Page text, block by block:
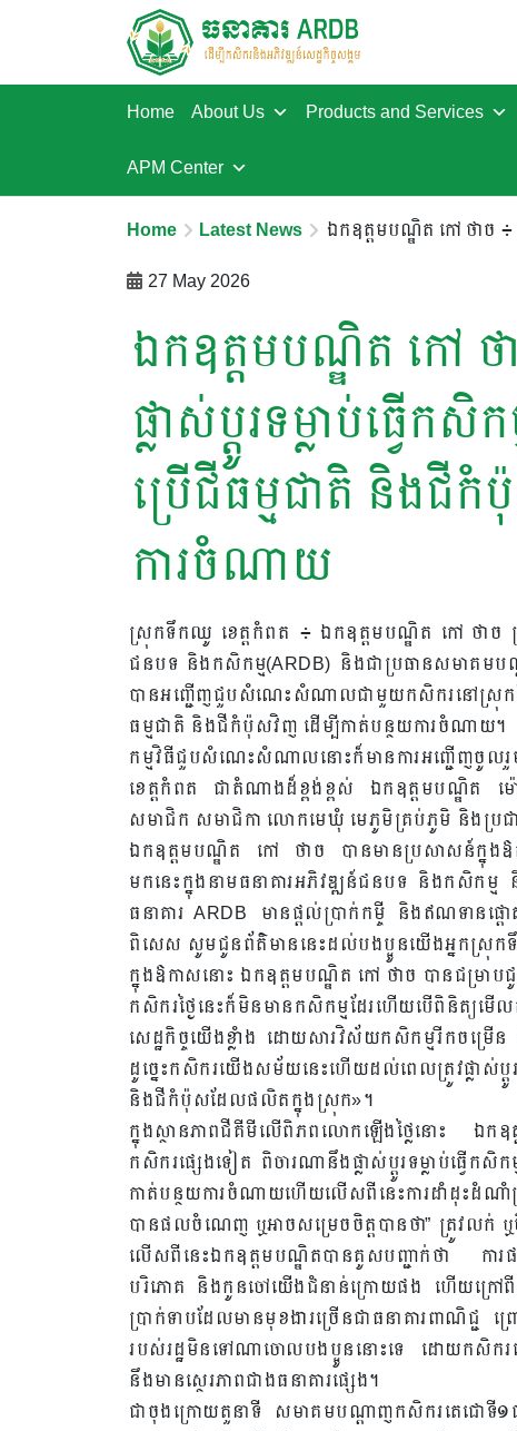
Home About Us Products and Services
APM Center
Home Latest News ឯកឧត្តមបណ្ឌិត កៅ ថាច ៖
27 May 2026
ឯកឧត្តមបណ្ឌិត កៅ
ផ្លាស់ប្តូរទម្លាប់ធ្វើក
ប្រើជីធម្មជាតិ និងជី
ការចំណាយ
ស្រុកទឹកឈូ ខេត្តកំពត ៖ ឯកឧត្តមបណ្ឌិត កៅ ថាច ប្រ
ជនបទ និងកសិកម្ម(ARDB) និងជាប្រធានសមាគមប
បានអញ្ជើញជួបសំណេះសំណាលជាមួយកសិករនៅស្រុកទឹក
ធម្មជាតិ និងជីកំប៉ុសវិញ ដើម្បីកាត់បន្ថយការចំណាយ។
កម្មវិធីជួបសំណេះសំណាលនោះក៏មានការអញ្ជើញចូល
ខេត្តកំពត ជាតំណាងដ៏ខ្ពង់ខ្ពស់ ឯកឧត្តមបណ្ឌិត
សមាជិក សមាជិកា លោកមេឃុំ មេភូមិគ្រប់ភូមិ និងប្
ឯកឧត្តមបណ្ឌិត កៅ ថាច បានមានប្រសាសន៍ក្នុង
មកនេះក្នុងនាមធនាគារអភិវឌ្ឍន៍ជនបទ និងកសិក
ធនាគារ ARDB មានផ្តល់ប្រាក់កម្ចី និងឥណទានផ្ត
ពិសេស សូមជូនព័ត៌មាននេះដល់បងប្អូនយើងអ្នកស្រុកទឹ
ក្នុងឱកាសនោះ ឯកឧត្ដមបណ្ឌិត កៅ ថាច បានជម្រាប
កសិករថ្ងៃនេះក៏មិនមានកសិកម្មដែរហើយបើពិនិត្យម
សេដ្ឋកិច្ចយើងខ្លាំង ដោយសារវិស័យកសិកម្មរីកចម្រើន
ដូច្នេះកសិករយើងសម័យនេះហើយដល់ពេលត្រូវផ្លាស់ប្តូរ
និងជីកំប៉ុសដែលផលិតក្នុងស្រុក»។
ក្នុងស្ថានភាពជីគីមីលើពិភពលោកឡើងថ្លៃនោះ ឯក
កសិករផ្សេងទៀត ពិចារណានឹងផ្លាស់ប្តូរទម្លាប់ធ្វើក
កាត់បន្ថយការចំណាយហើយលើសពីនេះការដាំដុះដំណាំ
បានផលចំណេញ ឬអាចសម្រេចចិត្តបានថា” ត្រូវលក់ ឬ
លើសពីនេះឯកឧត្ដមបណ្ឌិតបានគូសបញ្ជាក់ថា កា
បរិភោគ និងកូនចៅយើងជំនាន់ក្រោយផង ហើយក្រៅពីនេ
ប្រាក់ទាបដែលមានមុខងារច្រើនជាធនាគារពាណិជ្
របស់រដ្ឋមិនទៅណាចោលបងប្អូននោះទេ ដោយកសិករ
នឹងមានស្ថេរភាពជាងធនាគារផ្សេង។
ជាចុងក្រោយតួនាទី សមាគមបណ្តាញកសិករតេជោទី១